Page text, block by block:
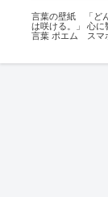
言葉の壁紙 「ど
は咲ける。」 心
言葉 ポエム スマ